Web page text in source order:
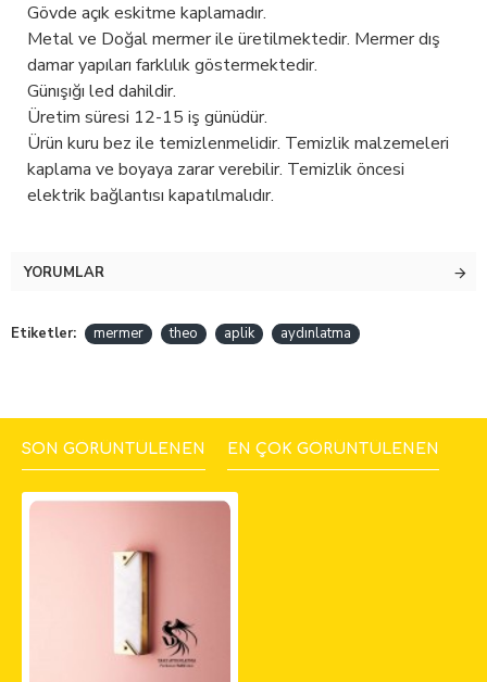
Gövde açık eskitme kaplamadır.
Metal ve Doğal mermer ile üretilmektedir. Mermer dış
damar yapıları farklılık göstermektedir.
Günışığı led dahildir.
Üretim süresi 12-15 iş günüdür.
Ürün kuru bez ile temizlenmelidir. Temizlik malzemeleri
kaplama ve boyaya zarar verebilir. Temizlik öncesi
elektrik bağlantısı kapatılmalıdır.
YORUMLAR
Etiketler: mermer theo aplik aydınlatma
SON GÖRÜNTÜLENEN EN ÇOK GÖRÜNTÜLENEN